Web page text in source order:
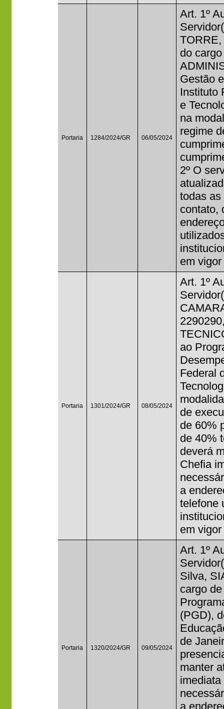
Portaria 1284/2024/GR 06/05/2024
Art. 1º
TORRE,
do
Gestão
Instituto
e
na
regime
2º O
todas
contato,
em
Portaria 1301/2024/GR 08/05/2024
Art. 1º
ao
Federal
de
de 60%
de 40%
deverá
Chefia
a
telefone
em
Portaria 1320/2024/GR 09/05/2024
Art. 1º
Silva,
cargo
(PGD),
de
manter
a